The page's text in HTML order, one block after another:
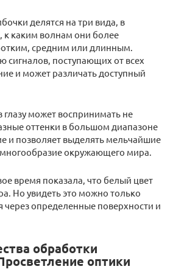
делятся на три вида, в
к каким волнам они более
средним или длинным.
сигналов, поступающих от всех
и может различать доступный
может воспринимать не
оттенки в большом диапазоне
и позволяет выделять мельчайшие
многообразие окружающего мира.
время показала, что белый цвет
Но увидеть это можно только
через определенные поверхности и
обработки
оптики